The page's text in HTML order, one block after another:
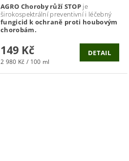
AGRO Choroby růží STOP je
širokospektrální preventivní i léčebný
fungicid k ochraně proti houbovým
chorobám.
149 Kč
2 980 Kč / 100 ml
DETAIL